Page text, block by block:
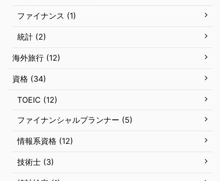
ファイナンス (1)
統計 (2)
海外旅行 (12)
資格 (34)
TOEIC (12)
ファイナンシャルプランナー (5)
情報系資格 (12)
技術士 (3)